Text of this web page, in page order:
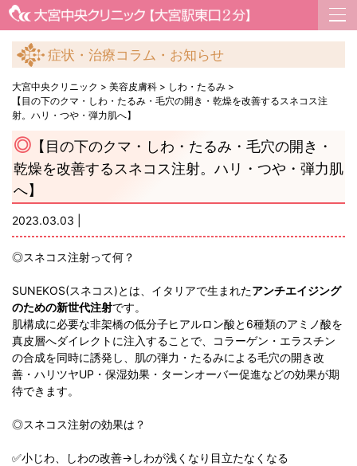
症状・治療コラム・お知らせ
大宮中央クリニック > 美容皮膚科 > しわ・たるみ >
【目の下のクマ・しわ・たるみ・毛穴の開き・乾燥を改善するスネコス注
射。ハリ・つや・弾力肌へ】
【目の下のクマ・しわ・たるみ・毛穴の開き・
乾燥を改善するスネコス注射。ハリ・つや・弾力肌
へ】
2023.03.03 |
◎スネコス注射って何？
SUNEKOS(スネコス)とは、イタリアで生まれたアンチエイジング
のための新世代注射です。
肌構成に必要な非架橋の低分子ヒアルロン酸と6種類のアミノ酸を
真皮層へダイレクトに注入することで、コラーゲン・エラスチン
の合成を同時に誘発し、肌の弾力・たるみによる毛穴の開き改
善・ハリツヤUP・保湿効果・ターンオーバー促進などの効果が期
待できます。
◎スネコス注射の効果は？
✅小じわ、しわの改善→しわが浅くなり目立たなくなる